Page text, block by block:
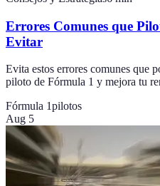
Errores Comunes que
Evitar
Evita estos errores comunes que
piloto de Fórmula 1 y mejora tu
Fórmula 1pilotos
Aug 5